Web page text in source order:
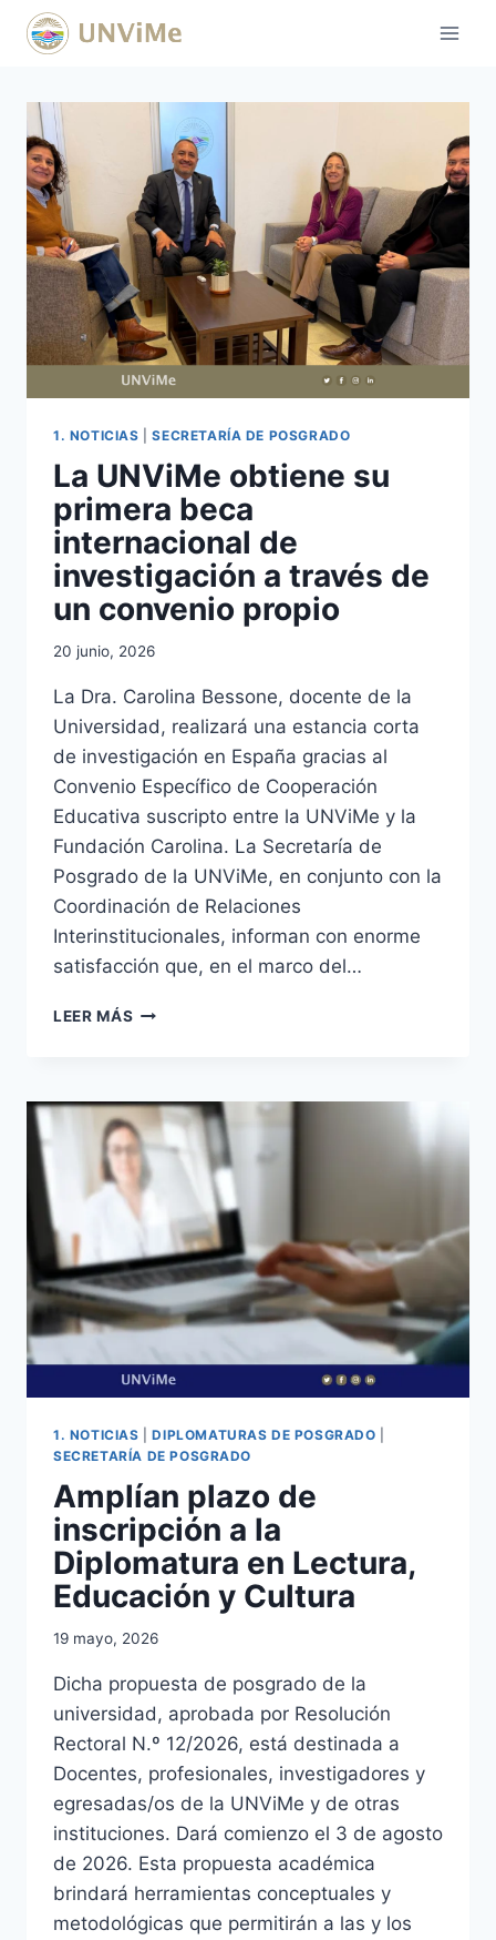
Saltar
1. NOTICIAS |SECRETARÍA DE POSGRADO
La UNViMe obtiene su
primera beca
internacional de
investigación a través de
un convenio propio
20 junio, 2026
La Dra. Carolina Bessone, docente de la
Universidad, realizará una estancia corta
de investigación en España gracias al
Convenio Específico de Cooperación
Educativa suscripto entre la UNViMe y la
Fundación Carolina. La Secretaría de
Posgrado de la UNViMe, en conjunto con la
Coordinación de Relaciones
Interinstitucionales, informan con enorme
satisfacción que, en el marco del…
LEER MÁS LA
PRIMERA
BECA
INTERNACIONAL
DE
INVESTIGACIÓN
A
TRAVÉS
DE
UN
CONVENIO
PROPIO
1. NOTICIAS |DIPLOMATURAS DE POSGRADO
SECRETARÍA DE POSGRADO
Amplían plazo de
inscripción a la
Diplomatura en Lectura,
Educación y Cultura
19 mayo, 2026
Dicha propuesta de posgrado de la
universidad, aprobada por Resolución
Rectoral N.º 12/2026, está destinada a
Docentes, profesionales, investigadores y
egresadas/os de la UNViMe y de otras
instituciones. Dará comienzo el 3 de agosto
de 2026. Esta propuesta académica
brindará herramientas conceptuales y
metodológicas que permitirán a las y los